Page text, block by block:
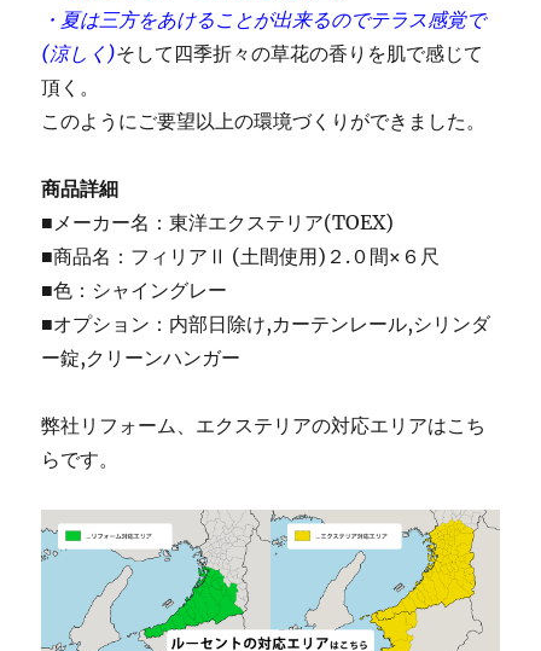
・夏は三方をあけることが出来るのでテラス感覚で
(涼しく)そして四季折々の草花の香りを肌で感じて
頂く。
このようにご要望以上の環境づくりができました。
商品詳細
■メーカー名：東洋エクステリア(TOEX)
■商品名：フィリアⅡ (土間使用)２.０間×６尺
■色：シャイングレー
■オプション：内部日除け,カーテンレール,シリンダ
ー錠,クリーンハンガー
弊社リフォーム、エクステリアの対応エリアはこち
らです。